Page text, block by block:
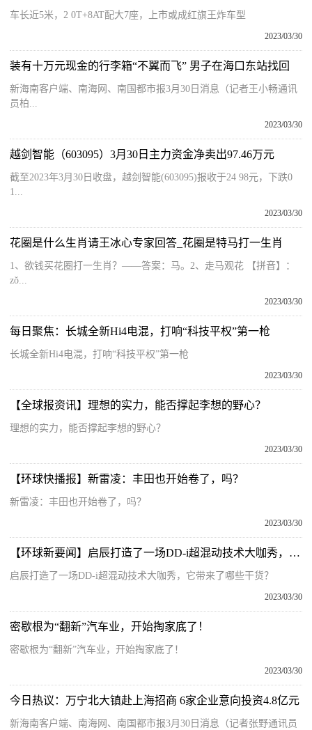
车长近5米，2 0T+8AT配大7座，上市或成红旗王炸车型
2023/03/30
装有十万元现金的行李箱“不翼而飞” 男子在海口东站找回
新海南客户端、南海网、南国都市报3月30日消息（记者王小畅通讯
员柏...
2023/03/30
越剑智能（603095）3月30日主力资金净卖出97.46万元
截至2023年3月30日收盘，越剑智能(603095)报收于24 98元，下跌0
1...
2023/03/30
花圈是什么生肖请王冰心专家回答_花圈是特马打一生肖
1、欲钱买花圈打一生肖？——答案：马。2、走马观花 【拼音】：
zǒ...
2023/03/30
每日聚焦：长城全新Hi4电混，打响“科技平权”第一枪
长城全新Hi4电混，打响“科技平权”第一枪
2023/03/30
【全球报资讯】理想的实力，能否撑起李想的野心？
理想的实力，能否撑起李想的野心？
2023/03/30
【环球快播报】新雷凌：丰田也开始卷了，吗？
新雷凌：丰田也开始卷了，吗？
2023/03/30
【环球新要闻】启辰打造了一场DD-i超混动技术大咖秀，它带来了哪些干货？
启辰打造了一场DD-i超混动技术大咖秀，它带来了哪些干货？
2023/03/30
密歇根为“翻新”汽车业，开始掏家底了！
密歇根为“翻新”汽车业，开始掏家底了！
2023/03/30
今日热议：万宁北大镇赴上海招商 6家企业意向投资4.8亿元
新海南客户端、南海网、南国都市报3月30日消息（记者张野通讯员